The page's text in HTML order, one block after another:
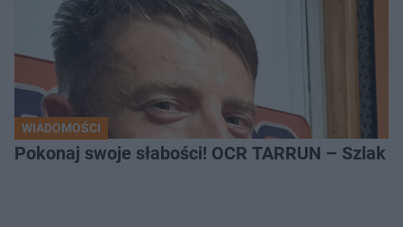
WIADOMOŚCI
Pokonaj swoje słabości! OCR TARRUN – Szlak